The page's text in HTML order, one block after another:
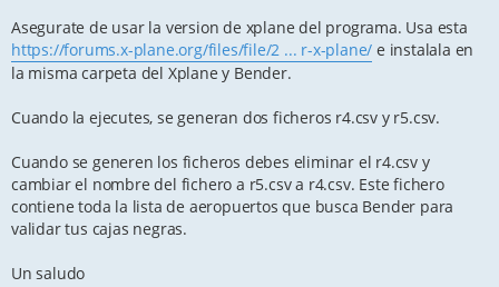
Asegurate de usar la version de xplane del programa. Usa esta
https://forums.x-plane.org/files/file/2 ... r-x-plane/ e instalala en
la misma carpeta del Xplane y Bender.
Cuando la ejecutes, se generan dos ficheros r4.csv y r5.csv.
Cuando se generen los ficheros debes eliminar el r4.csv y
cambiar el nombre del fichero a r5.csv a r4.csv. Este fichero
contiene toda la lista de aeropuertos que busca Bender para
validar tus cajas negras.
Un saludo